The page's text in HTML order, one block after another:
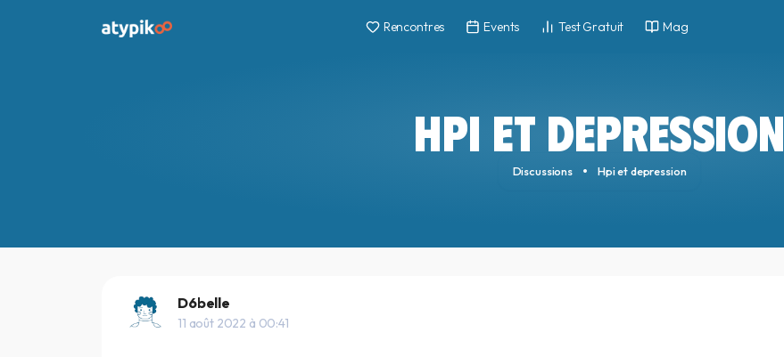
Rencontres Events Test Gratuit Mag
HPI ET DEPRESSION
Discussions Hpi et depression
D6belle
11 août 2022 à 00:41